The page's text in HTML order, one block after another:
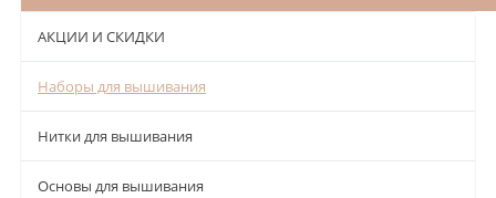
АКЦИИ И СКИДКИ
Наборы для вышивания
Нитки для вышивания
Основы для вышивания